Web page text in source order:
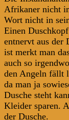
Afrikaner nicht
Wort nicht in
Einen
entnervt aus der
ist merkt man
auch so
den Angeln fällt
da man ja
Dusche steht
Kleider sparen.
der Dusche.